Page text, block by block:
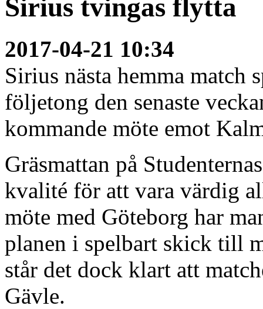
Sirius tvingas flytta
2017-04-21 10:34
Sirius nästa hemma match
följetong den senaste
kommande möte emot
Gräsmattan på
kvalité för att vara värdig
möte med Göteborg har
planen i spelbart skick till
står det dock klart att
Gävle.